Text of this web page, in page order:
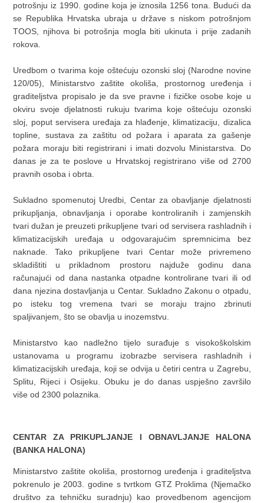
potrošnju iz 1990. godine koja je iznosila 1256 tona. Budući da
se Republika Hrvatska ubraja u države s niskom potrošnjom
TOOS, njihova bi potrošnja mogla biti ukinuta i prije zadanih
rokova.
Uredbom o tvarima koje oštećuju ozonski sloj (Narodne novine
120/05), Ministarstvo zaštite okoliša, prostornog uređenja i
graditeljstva propisalo je da sve pravne i fizičke osobe koje u
okviru svoje djelatnosti rukuju tvarima koje oštećuju ozonski
sloj, poput servisera uređaja za hlađenje, klimatizaciju, dizalica
topline, sustava za zaštitu od požara i aparata za gašenje
požara moraju biti registrirani i imati dozvolu Ministarstva. Do
danas je za te poslove u Hrvatskoj registrirano više od 2700
pravnih osoba i obrta.
Sukladno spomenutoj Uredbi, Centar za obavljanje djelatnosti
prikupljanja, obnavljanja i oporabe kontroliranih i zamjenskih
tvari dužan je preuzeti prikupljene tvari od servisera rashladnih i
klimatizacijskih uređaja u odgovarajućim spremnicima bez
naknade. Tako prikupljene tvari Centar može privremeno
skladištiti u prikladnom prostoru najduže godinu dana
računajući od dana nastanka otpadne kontrolirane tvari ili od
dana njezina dostavljanja u Centar. Sukladno Zakonu o otpadu,
po isteku tog vremena tvari se moraju trajno zbrinuti
spaljivanjem, što se obavlja u inozemstvu.
Ministarstvo kao nadležno tijelo surađuje s visokoškolskim
ustanovama u programu izobrazbe servisera rashladnih i
klimatizacijskih uređaja, koji se odvija u četiri centra u Zagrebu,
Splitu, Rijeci i Osijeku. Obuku je do danas uspješno završilo
više od 2300 polaznika.
CENTAR ZA PRIKUPLJANJE I OBNAVLJANJE HALONA
(BANKA HALONA)
Ministarstvo zaštite okoliša, prostornog uređenja i graditeljstva
pokrenulo je 2003. godine s tvrtkom GTZ Proklima (Njemačko
društvo za tehničku suradnju) kao provedbenom agencijom